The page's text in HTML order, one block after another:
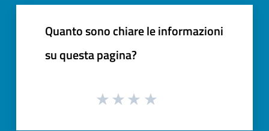
Quanto sono chiare le informazioni
su questa pagina?